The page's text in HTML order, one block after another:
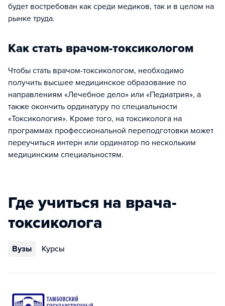
будет востребован как среди медиков, так и в целом на
рынке труда.
Как стать врачом-токсикологом
Чтобы стать врачом-токсикологом, необходимо
получить высшее медицинское образование по
направлениям «Лечебное дело» или «Педиатрия», а
также окончить ординатуру по специальности
«Токсикология». Кроме того, на токсиколога на
программах профессиональной переподготовки может
переучиться интерн или ординатор по нескольким
медицинским специальностям.
Где учиться на врача-
токсиколога
Вузы Курсы